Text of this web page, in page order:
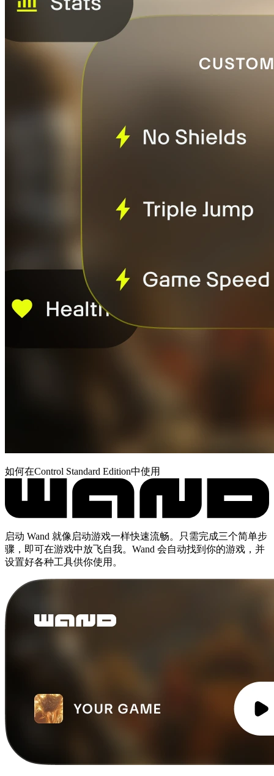
如何在Control Standard Edition中使用
启动 Wand 就像启动游戏一样快速流畅。只需完成三个简单步
骤，即可在游戏中放飞自我。Wand 会自动找到你的游戏，并
设置好各种工具供你使用。